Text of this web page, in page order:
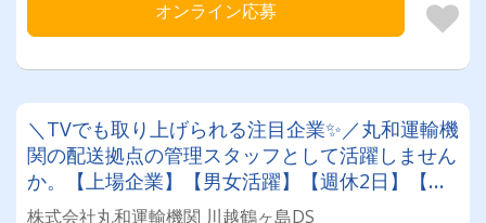
オンライン応募
＼TVでも取り上げられる注目企業✨／丸和運輸機
関の配送拠点の管理スタッフとして活躍しません
か。【上場企業】【男女活躍】【週休2日】【待
遇面充実】安定した環境＆収入をお約束《賞与年
株式会社丸和運輸機関 川越鶴ヶ島DS